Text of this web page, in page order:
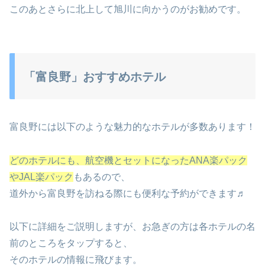
このあとさらに北上して旭川に向かうのがお勧めです。
「富良野」おすすめホテル
富良野には以下のような魅力的なホテルが多数あります！
どのホテルにも、航空機とセットになったANA楽パック
やJAL楽パック もあるので、
道外から富良野を訪ねる際にも便利な予約ができます♬
以下に詳細をご説明しますが、お急ぎの方は各ホテルの名
前のところをタップすると、
そのホテルの情報に飛びます。